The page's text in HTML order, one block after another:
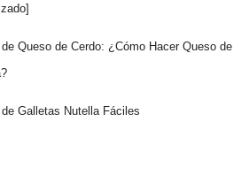
de Queso de Cerdo: ¿Cómo Hacer Queso de
de Galletas Nutella Fáciles